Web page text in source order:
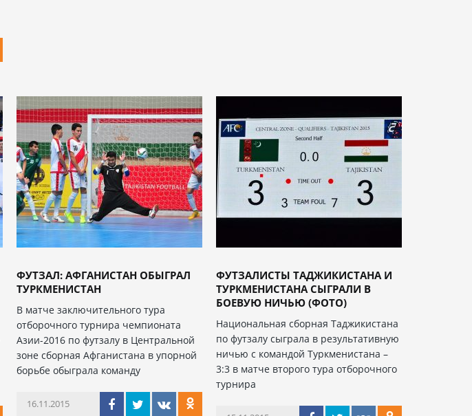
ФУТЗАЛ: АФГАНИСТАН ОБЫГРАЛ
ТУРКМЕНИСТАН
В матче заключительного тура
отборочного турнира чемпионата
Азии-2016 по футзалу в Центральной
зоне сборная Афганистана в упорной
борьбе обыграла команду
16.11.2015
ФУТЗАЛИСТЫ ТАДЖИКИСТАНА И
ТУРКМЕНИСТАНА СЫГРАЛИ В
БОЕВУЮ НИЧЬЮ (ФОТО)
Национальная сборная Таджикистана
по футзалу сыграла в результативную
ничью с командой Туркменистана –
3:3 в матче второго тура отборочного
турнира